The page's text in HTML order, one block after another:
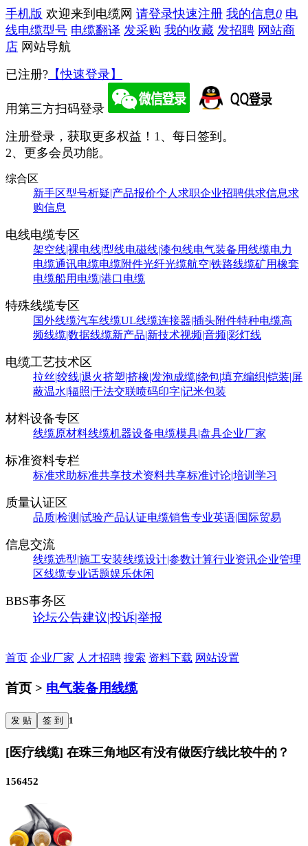
手机版 欢迎来到电缆网 请登录快速注册 我的信息0 电
线电缆型号 电缆翻译 发采购 我的收藏 发招聘 网站商
店 网站导航
已注册? 【快速登录】
用第三方扫码登录
注册登录，获取更多权益！ 1、每日签到。
2、更多会员功能。
综合区
新手区型号析疑|产品报价个人求职企业招聘供求信息求
购信息
电线电缆专区
架空线|裸电线|型线电磁线|漆包线电气装备用线缆电力
电缆通讯电缆电缆附件光纤光缆航空|铁路线缆矿用橡套
电缆船用电缆|港口电缆
特殊线缆专区
国外线缆汽车线缆UL线缆连接器|插头附件特种电缆高
频线缆|数据线缆新产品|新技术视频|音频|彩灯线
电缆工艺技术区
拉丝|绞线|退火挤塑|挤橡|发泡成缆|绕包|填充编织|铠装|屏
蔽温水|辐照|干法交联喷码印字|记米包装
材料设备专区
线缆原材料线缆机器设备电缆模具|盘具企业厂家
标准资料专栏
标准求助标准共享技术资料共享标准讨论|培训学习
质量认证区
品质|检测|试验产品认证电缆销售专业英语|国际贸易
信息交流
线缆选型|施工安装线缆设计|参数计算行业资讯企业管理
区线缆专业话题娱乐休闲
BBS事务区
论坛公告建议|投诉|举报
首页 企业厂家 人才招聘 搜索 资料下载 网站设置
首页 > 电气装备用线缆
发 贴 签 到 1
[医疗线缆] 在珠三角地区有没有做医疗线比较牛的？
156452